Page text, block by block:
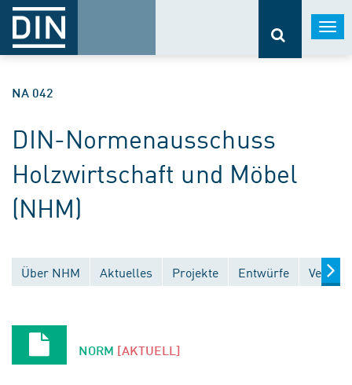
NA 042
DIN-Normenausschuss
Holzwirtschaft und Möbel
(NHM)
Über NHM Aktuelles Projekte Entwürfe
NORM [AKTUELL]